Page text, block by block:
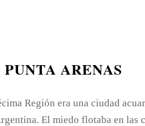
ARENAS
Región era una ciudad
El miedo flotaba en las